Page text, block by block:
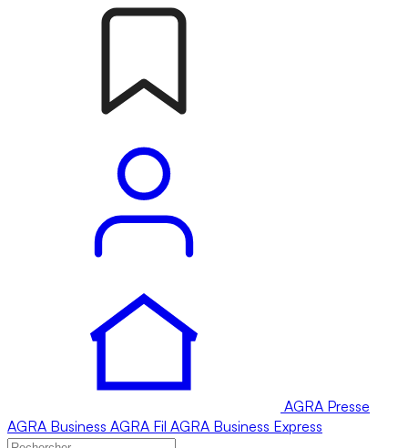
AGRA Presse
AGRA Business AGRA Fil AGRA Business Express